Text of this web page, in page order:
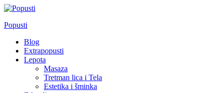
Skip
content
Popusti
Blog
Extrapopusti
Lepota
Masaza
Tretman lica i Tela
Estetika i šminka